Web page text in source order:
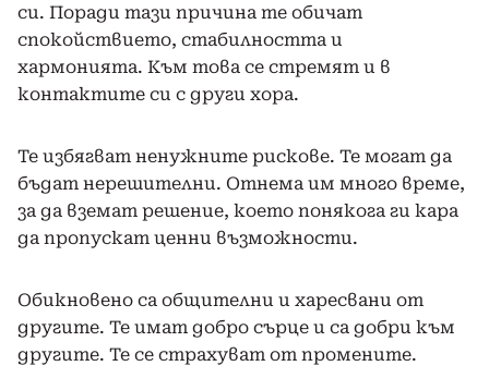
си. Поради тази причина те обичат
спокойствието, стабилността и
хармонията. Към това се стремят и в
контактите си с други хора.
Те избягват ненужните рискове. Те могат да
бъдат нерешителни. Отнема им много време,
за да вземат решение, което понякога ги кара
да пропускат ценни възможности.
Обикновено са общителни и харесвани от
другите. Те имат добро сърце и са добри към
другите. Те се страхуват от промените.